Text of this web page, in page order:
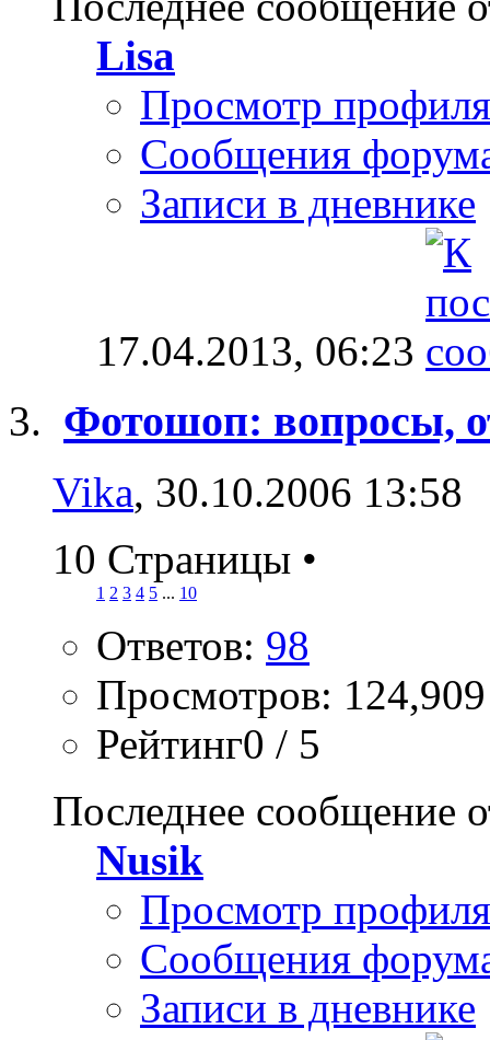
Lisa
Просмотр профиля
Сообщения
Записи в дневнике
17.04.2013, 06:23
Фотошоп: вопросы,
Vika, 30.10.2006 13:58
10 Страницы •
1 2 3 4 5 ... 10
Ответов: 98
Просмотров: 124,909
Рейтинг0 / 5
Последнее сообщение
Nusik
Просмотр профиля
Сообщения
Записи в дневнике